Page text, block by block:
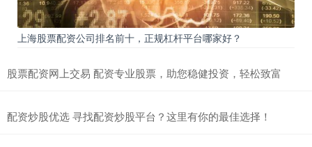
上海股票配资公司排名前十，正规杠杆平台哪家好？
股票配资网上交易 配资专业股票，助您稳健投资，轻松致富
配资炒股优选 寻找配资炒股平台？这里有你的最佳选择！